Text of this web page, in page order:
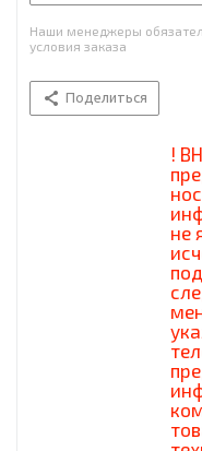
Наши менеджеры
условия заказа
Поделиться
!
не